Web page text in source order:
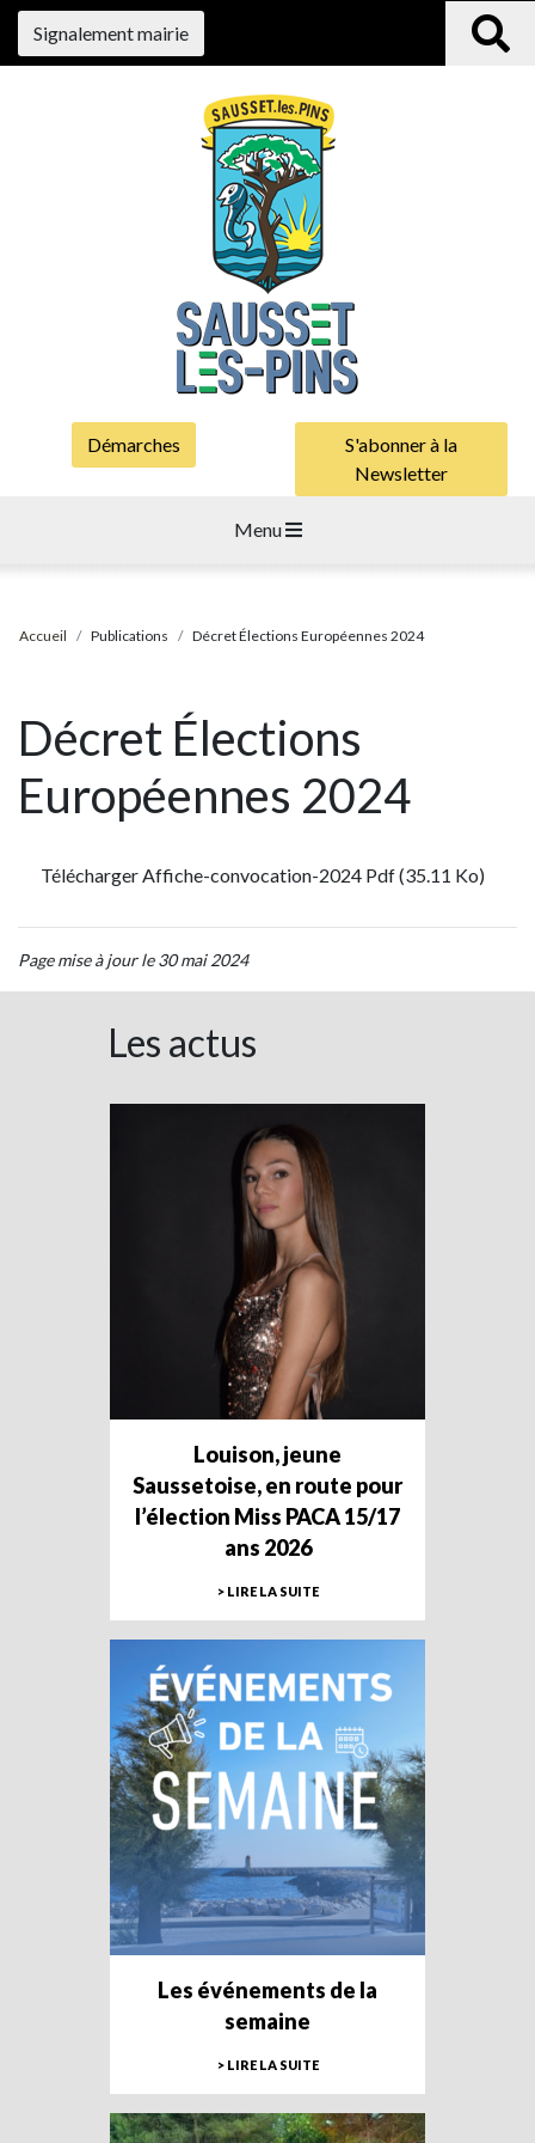
Signalement mairie
Démarches
S'abonner à la
Newsletter
Menu
Accueil Publications Décret Élections Européennes 2024
Décret Élections
Européennes 2024
Télécharger Affiche-convocation-2024 Pdf (35.11 Ko)
Page mise à jour le 30 mai 2024
Les actus
Louison, jeune
Saussetoise, en route pour
l’élection Miss PACA 15/17
ans 2026
> LIRE LA SUITE
Les événements de la
semaine
> LIRE LA SUITE